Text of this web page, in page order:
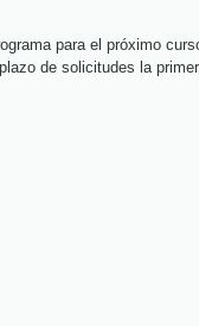
para el próximo
de solicitudes la